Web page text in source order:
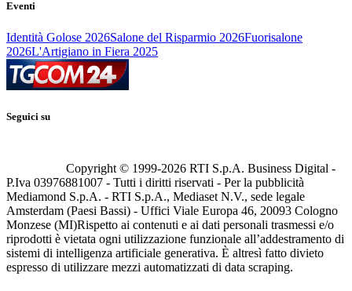
Eventi
Identità Golose 2026Salone del Risparmio 2026Fuorisalone
2026L'Artigiano in Fiera 2025
Seguici su
Copyright © 1999-2026 RTI S.p.A. Business Digital -
P.Iva 03976881007 - Tutti i diritti riservati - Per la pubblicità
Mediamond S.p.A. - RTI S.p.A., Mediaset N.V., sede legale
Amsterdam (Paesi Bassi) - Uffici Viale Europa 46, 20093 Cologno
Monzese (MI)Rispetto ai contenuti e ai dati personali trasmessi e/o
riprodotti è vietata ogni utilizzazione funzionale all’addestramento di
sistemi di intelligenza artificiale generativa. È altresì fatto divieto
espresso di utilizzare mezzi automatizzati di data scraping.